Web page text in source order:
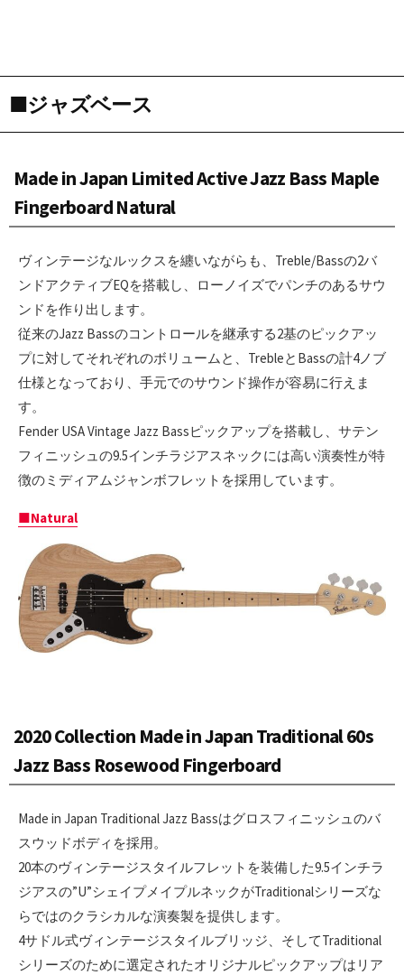
■ジャズベース
Made in Japan Limited Active Jazz Bass Maple
Fingerboard Natural
ヴィンテージなルックスを纏いながらも、Treble/Bassの2バ
ンドアクティブEQを搭載し、ローノイズでパンチのあるサウ
ンドを作り出します。
従来のJazz Bassのコントロールを継承する2基のピックアッ
プに対してそれぞれのボリュームと、TrebleとBassの計4ノブ
仕様となっており、手元でのサウンド操作が容易に行えま
す。
Fender USA Vintage Jazz Bassピックアップを搭載し、サテン
フィニッシュの9.5インチラジアスネックには高い演奏性が特
徴のミディアムジャンボフレットを採用しています。
■Natural
2020 Collection Made in Japan Traditional 60s
Jazz Bass Rosewood Fingerboard
Made in Japan Traditional Jazz Bassはグロスフィニッシュのバ
スウッドボディを採用。
20本のヴィンテージスタイルフレットを装備した9.5インチラ
ジアスの”U”シェイプメイプルネックがTraditionalシリーズな
らではのクラシカルな演奏製を提供します。
4サドル式ヴィンテージスタイルブリッジ、そしてTraditional
シリーズのために選定されたオリジナルピックアップはリア